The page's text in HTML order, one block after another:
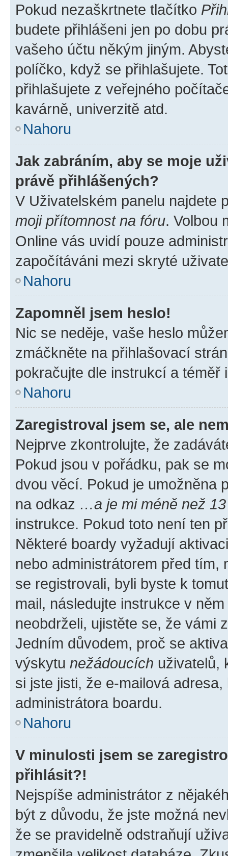
Pokud nezaškrtnete tlačítko
budete přihlášeni jen po dobu
vašeho účtu někým jiným.
políčko, když se přihlašujete.
přihlašujete z veřejného
kavárně, univerzitě atd.
Nahoru
Jak zabráním, aby se moje
právě přihlášených?
V Uživatelském panelu najdete
moji přítomnost na fóru. Volbou
Online vás uvidí pouze
započítáváni mezi skryté
Nahoru
Zapomněl jsem heslo!
Nic se neděje, vaše heslo
zmáčkněte na přihlašovací
pokračujte dle instrukcí a téměř
Nahoru
Zaregistroval jsem se, ale
Nejprve zkontrolujte, že
Pokud jsou v pořádku, pak se
dvou věcí. Pokud je umožněna
na odkaz …a je mi méně než
instrukce. Pokud toto není ten
Některé boardy vyžadují
nebo administrátorem před tím,
se registrovali, byli byste k
mail, následujte instrukce v
neobdrželi, ujistěte se, že vámi
Jedním důvodem, proč se
výskytu nežádoucích uživatelů,
si jste jisti, že e-mailová
administrátora boardu.
Nahoru
V minulosti jsem se
přihlásit?!
Nejspíše administrátor z
být z důvodu, že jste možná
že se pravidelně odstraňují